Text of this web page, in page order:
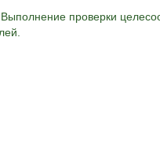
проверки